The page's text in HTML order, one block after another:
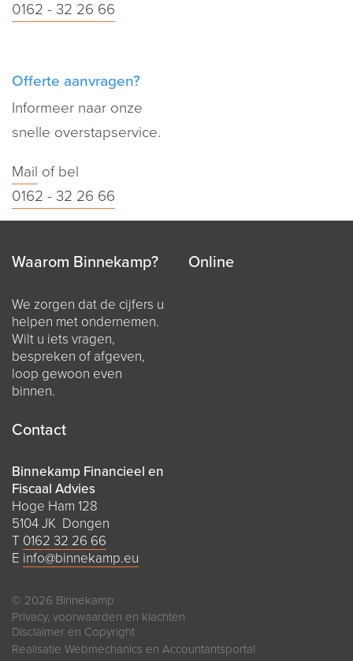
0162 - 32 26 66
Offerte aanvragen?
Informeer naar onze
snelle overstapservice.
Mail of bel
0162 - 32 26 66
Waarom Binnekamp?
We zorgen dat de cijfers u
helpen met ondernemen.
Wilt u iets vragen,
bespreken of afgeven,
loop gewoon even
binnen.
Online
Contact
Binnekamp Financieel en
Fiscaal Advies
Hoge Ham 128
5104 JK Dongen
T 0162 32 26 66
E info@binnekamp.eu
© 2026 Binnekamp
Privacy, voorwaarden en klachten
Disclaimer en Copyright
Realisatie Webmechanics en Accountantsportal